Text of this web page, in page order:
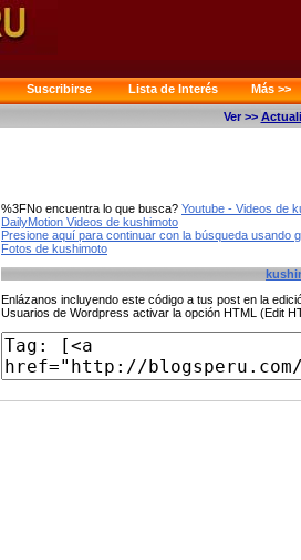
Suscribirse Lista de Interés
Más >>
Ver >>
%3FNo encuentra lo que busca? Youtube - Videos de
DailyMotion Videos de kushimoto
Presione aquí para continuar con la búsqueda usando
Fotos de kushimoto
Enlázanos incluyendo este código a tus post en la
Usuarios de Wordpress activar la opción HTML (Edit